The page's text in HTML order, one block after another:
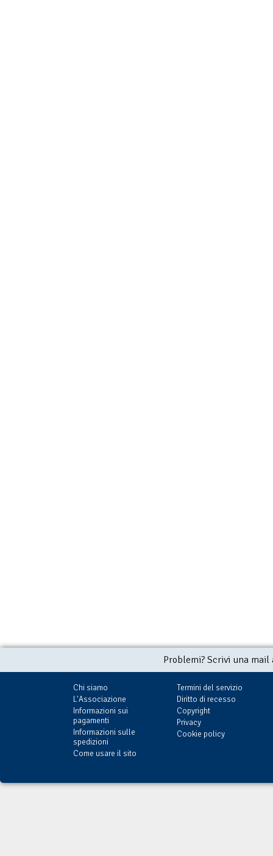
Problemi? Scrivi una
Chi siamo
L'Associazione
Informazioni sui
pagamenti
Informazioni sulle
spedizioni
Come usare il sito
Termini del servizio
Diritto di recesso
Copyright
Privacy
Cookie policy